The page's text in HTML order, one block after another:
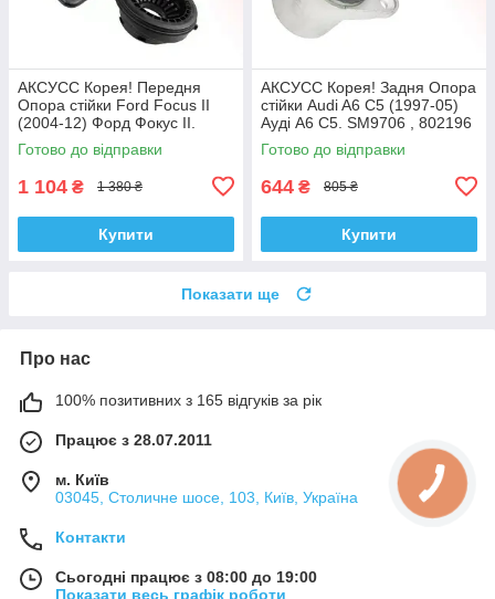
АКСУСС Корея! Передня
Опора стійки Ford Focus II
(2004-12) Форд Фокус II.
SM5589 , 802460 , KB652.13 ,
VKDA35426
Готово до відправки
1 104 ₴ 1 380 ₴
Купити
АКСУСС Корея! Задня Опора
стійки Audi A6 C5 (1997-05)
Ауді А6 C5. SM9706 , 802196
, KB957.06 , VKDA40110
Готово до відправки
644 ₴ 805 ₴
Купити
Показати ще
Про нас
100% позитивних з 165 відгуків за рік
Працює з 28.07.2011
м. Київ
03045, Столичне шосе, 103, Київ, Україна
Контакти
Сьогодні працює з 08:00 до 19:00
Показати весь графік роботи